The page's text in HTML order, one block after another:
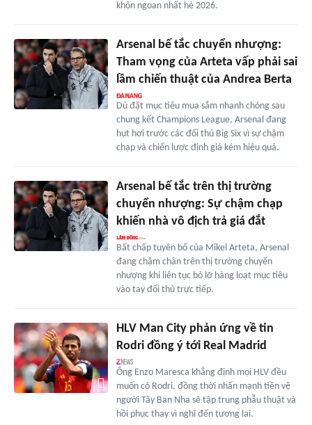
khôn ngoan nhất hè 2026.
Arsenal bế tắc chuyển nhượng:
Tham vọng của Arteta vấp phải sai
lầm chiến thuật của Andrea Berta
Dù đặt mục tiêu mua sắm nhanh chóng sau
chung kết Champions League, Arsenal đang
hụt hơi trước các đối thủ Big Six vì sự chậm
chạp và chiến lược định giá kém hiệu quả.
Arsenal bế tắc trên thị trường
chuyển nhượng: Sự chậm chạp
khiến nhà vô địch trả giá đắt
Bất chấp tuyên bố của Mikel Arteta, Arsenal
đang chậm chân trên thị trường chuyển
nhượng khi liên tục bỏ lỡ hàng loạt mục tiêu
vào tay đối thủ trực tiếp.
HLV Man City phản ứng về tin
Rodri đồng ý tới Real Madrid
Ông Enzo Maresca khẳng định mọi HLV đều
muốn có Rodri, đồng thời nhấn mạnh tiền vệ
người Tây Ban Nha sẽ tập trung phẫu thuật và
hồi phục thay vì nghĩ đến tương lai.